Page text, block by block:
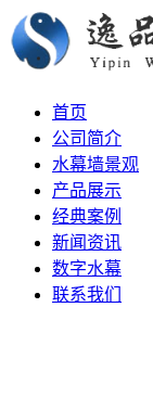
首页
公司简介
水幕墙景观
产品展示
经典案例
新闻资讯
数字水幕
联系我们